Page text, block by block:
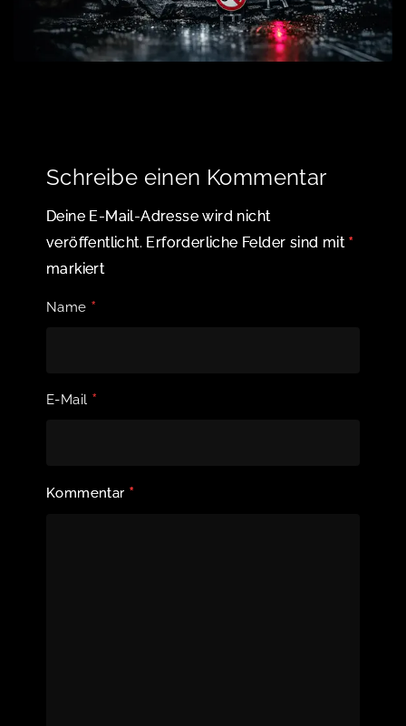
Schreibe einen Kommentar
Deine E-Mail-Adresse wird nicht
veröffentlicht. Erforderliche Felder sind mit *
markiert
Name *
E-Mail *
Kommentar *